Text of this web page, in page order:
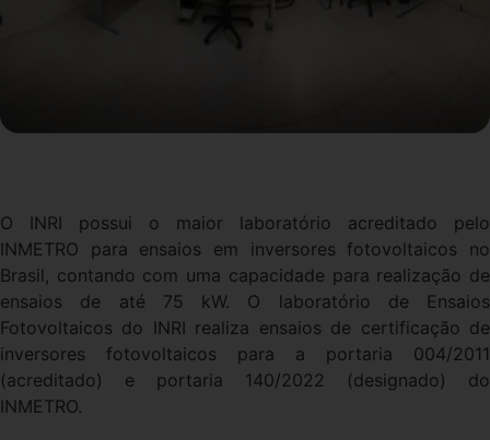
O INRI possui o maior laboratório acreditado pelo
INMETRO para ensaios em inversores fotovoltaicos no
Brasil, contando com uma capacidade para realização de
ensaios de até 75 kW. O laboratório de Ensaios
Fotovoltaicos do INRI realiza ensaios de certificação de
inversores fotovoltaicos para a portaria 004/2011
(acreditado) e portaria 140/2022 (designado) do
INMETRO.